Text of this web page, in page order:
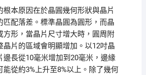
根本原因在於晶圓幾何形狀與晶片
匹配落差。標準晶圓為圓形，而晶
方形，當晶片尺寸增大時，圓周附
晶片的區域會明顯增加。以12吋晶
邊長從10毫米增加到20毫米，邊緣
能從約3%上升至8%以上。除了幾何